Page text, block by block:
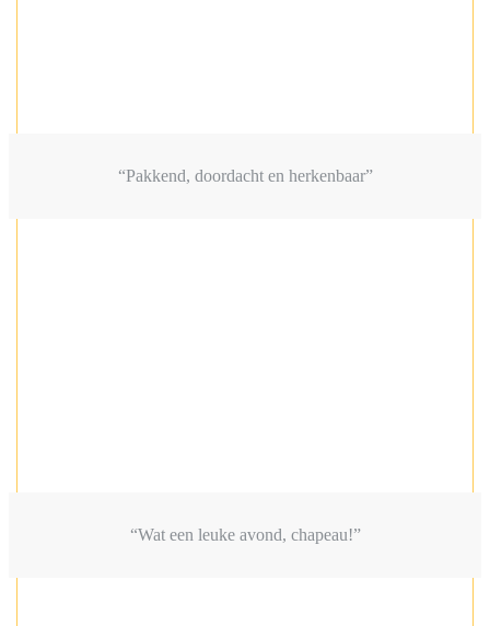
“Pakkend, doordacht en herkenbaar”
“Wat een leuke avond, chapeau!”